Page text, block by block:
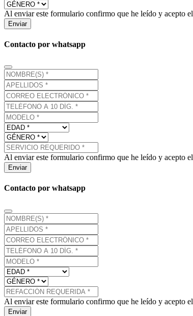
Al enviar este formulario confirmo que he leído y acepto el
Enviar
Contacto por whatsapp
Al enviar este formulario confirmo que he leído y acepto el
Enviar
Contacto por whatsapp
Al enviar este formulario confirmo que he leído y acepto el
Enviar